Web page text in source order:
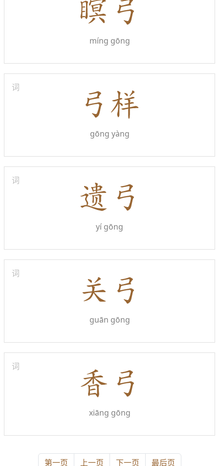
míng gōng
词
gōng yàng
词
yí gōng
词
guān gōng
词
xiāng gōng
第一页 上一页 下一页 最后页